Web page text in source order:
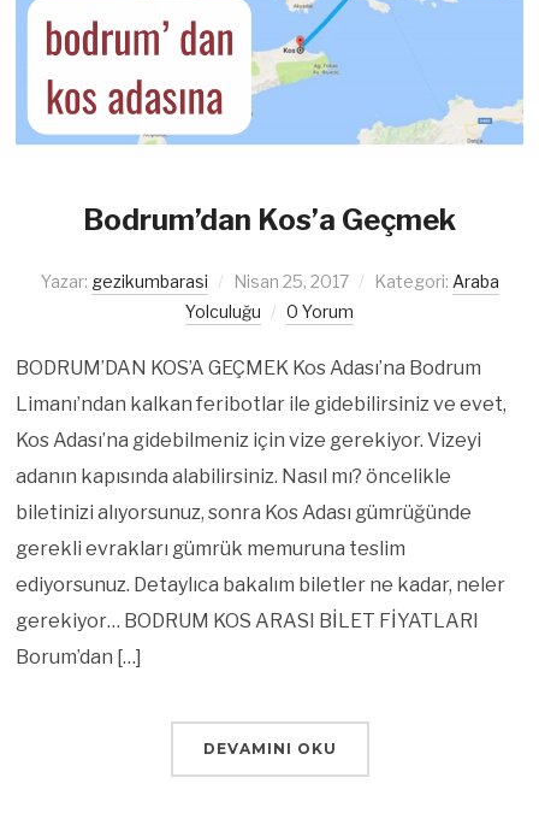
Bodrum’dan Kos’a Geçmek
Yazar: gezikumbarasi Nisan 25, 2017 Kategori: Araba
Yolculuğu
0 Yorum
BODRUM’DAN KOS’A GEÇMEK Kos Adası’na Bodrum
Limanı’ndan kalkan feribotlar ile gidebilirsiniz ve evet,
Kos Adası’na gidebilmeniz için vize gerekiyor. Vizeyi
adanın kapısında alabilirsiniz. Nasıl mı? öncelikle
biletinizi alıyorsunuz, sonra Kos Adası gümrüğünde
gerekli evrakları gümrük memuruna teslim
ediyorsunuz. Detaylıca bakalım biletler ne kadar, neler
gerekiyor… BODRUM KOS ARASI BİLET FİYATLARI
Borum’dan […]
DEVAMINI OKU